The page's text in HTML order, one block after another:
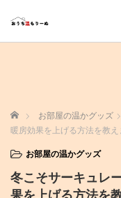
ホーム お部屋の温かグッズ
暖房効果を上げる方法を教え
お部屋の温かグッズ
冬こそサーキュレ
果を上げる方法を